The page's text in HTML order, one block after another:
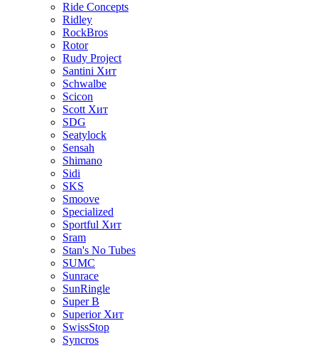
Ride Concepts
Ridley
RockBros
Rotor
Rudy Project
Santini Хит
Schwalbe
Scicon
Scott Хит
SDG
Seatylock
Sensah
Shimano
Sidi
SKS
Smoove
Specialized
Sportful Хит
Sram
Stan's No Tubes
SUMC
Sunrace
SunRingle
Super B
Superior Хит
SwissStop
Syncros